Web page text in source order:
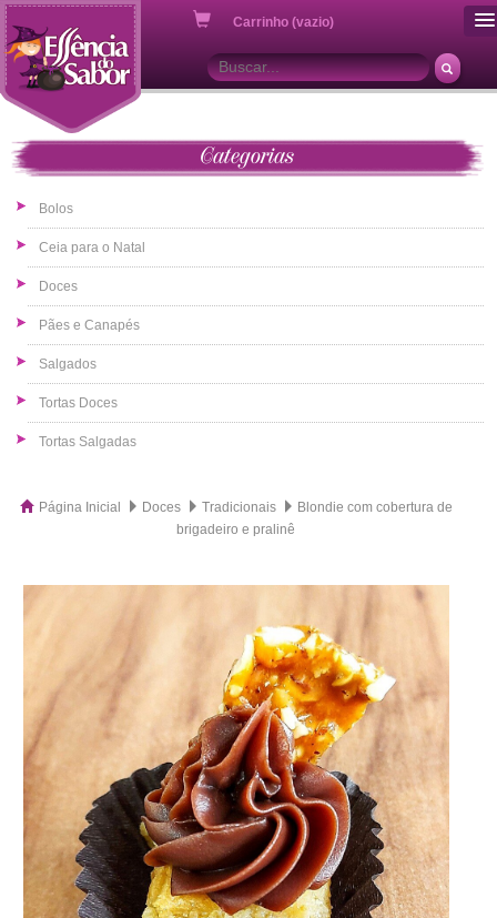
Carrinho (vazio)
Categorias
Bolos
Ceia para o Natal
Doces
Pães e Canapés
Salgados
Tortas Doces
Tortas Salgadas
Página Inicial Doces Tradicionais
Blondie com cobertura de
brigadeiro e pralinê